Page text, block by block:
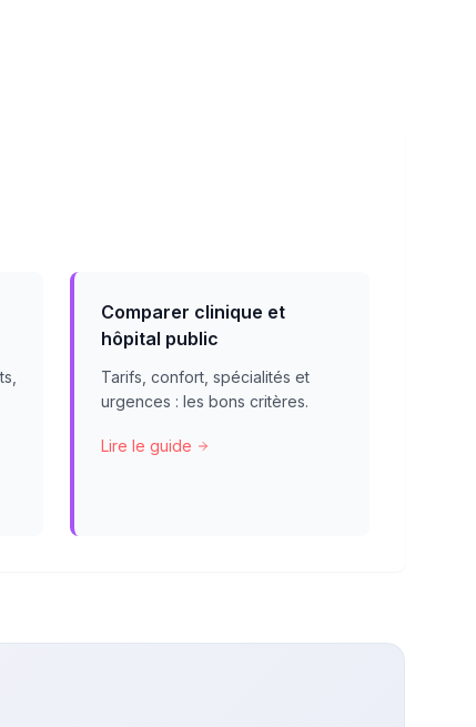
Comparer clinique et
hôpital public
Tarifs, confort, spécialités et
urgences : les bons critères.
Lire le guide